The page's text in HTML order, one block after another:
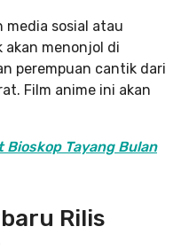
media sosial atau
akan menonjol di
perempuan cantik dari
Film anime ini akan
Tayang Bulan
Rilis